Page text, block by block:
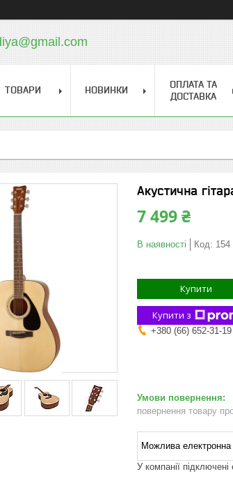
ТОВАРИ НОВИНКИ
ОПЛАТА ТА
ДОСТАВКА
Акустична
7 499 ₴
В наявності Код: 154
Купити
Купити з
+380 (66) 652-31-19
повернення товару
У компанії